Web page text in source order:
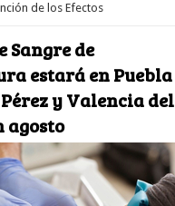
de los Efectos
Sangre de
estará en Puebla
y Valencia del
agosto